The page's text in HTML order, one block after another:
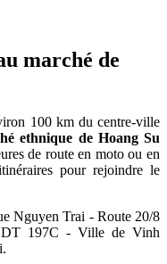
marché de
100 km du centre-ville
ethnique de Hoang Su
de route en moto ou en
pour rejoindre le
Nguyen Trai - Route 20/8
197C - Ville de Vinh